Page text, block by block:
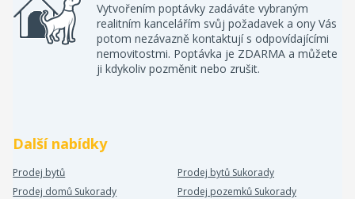
Vytvořením poptávky zadáváte vybraným
realitním kancelářím svůj požadavek a ony Vás
potom nezávazně kontaktují s odpovídajícími
nemovitostmi. Poptávka je ZDARMA a můžete
ji kdykoliv pozměnit nebo zrušit.
Další nabídky
Prodej bytů
Prodej bytů Sukorady
Prodej domů Sukorady
Prodej pozemků Sukorady